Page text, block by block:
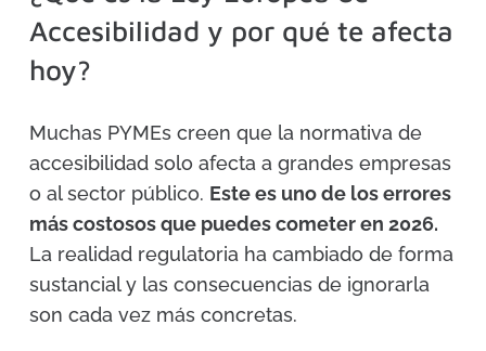
Accesibilidad y por qué te afecta
hoy?
Muchas PYMEs creen que la normativa de
accesibilidad solo afecta a grandes empresas
o al sector público. Este es uno de los errores
más costosos que puedes cometer en 2026.
La realidad regulatoria ha cambiado de forma
sustancial y las consecuencias de ignorarla
son cada vez más concretas.